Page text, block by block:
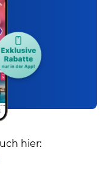
hier: